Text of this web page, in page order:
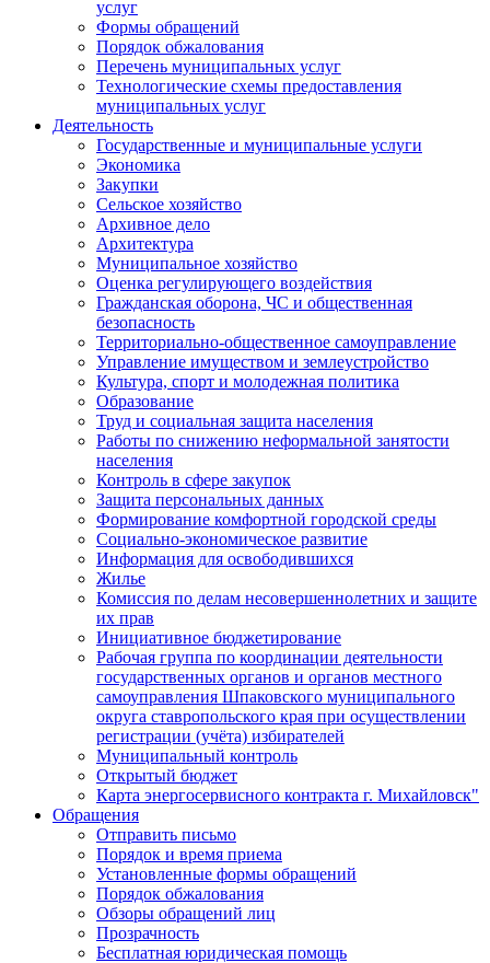
услуг
Формы обращений
Порядок обжалования
Перечень муниципальных услуг
Технологические схемы предоставления
муниципальных услуг
Деятельность
Государственные и муниципальные услуги
Экономика
Закупки
Сельское хозяйство
Архивное дело
Архитектура
Муниципальное хозяйство
Оценка регулирующего воздействия
Гражданская оборона, ЧС и общественная
безопасность
Территориально-общественное самоуправление
Управление имуществом и землеустройство
Культура, спорт и молодежная политика
Образование
Труд и социальная защита населения
Работы по снижению неформальной занятости
населения
Контроль в сфере закупок
Защита персональных данных
Формирование комфортной городской среды
Социально-экономическое развитие
Информация для освободившихся
Жилье
Комиссия по делам несовершеннолетних и защите
их прав
Инициативное бюджетирование
Рабочая группа по координации деятельности
государственных органов и органов местного
самоуправления Шпаковского муниципального
округа ставропольского края при осуществлении
регистрации (учёта) избирателей
Муниципальный контроль
Открытый бюджет
Карта энергосервисного контракта г. Михайловск"
Обращения
Отправить письмо
Порядок и время приема
Установленные формы обращений
Порядок обжалования
Обзоры обращений лиц
Прозрачность
Бесплатная юридическая помощь